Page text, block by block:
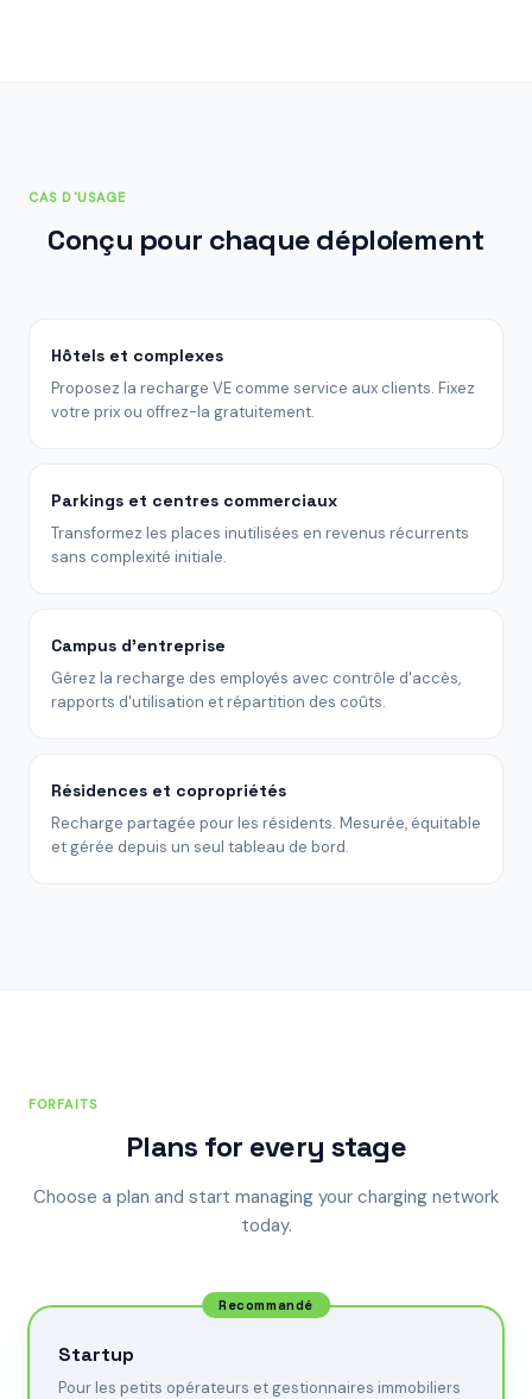
CAS D'USAGE
Conçu pour chaque déploiement
Hôtels et complexes
Proposez la recharge VE comme service aux clients. Fixez
votre prix ou offrez-la gratuitement.
Parkings et centres commerciaux
Transformez les places inutilisées en revenus récurrents
sans complexité initiale.
Campus d'entreprise
Gérez la recharge des employés avec contrôle d'accès,
rapports d'utilisation et répartition des coûts.
Résidences et copropriétés
Recharge partagée pour les résidents. Mesurée, équitable
et gérée depuis un seul tableau de bord.
FORFAITS
Plans for every stage
Choose a plan and start managing your charging network
today.
Recommandé
Startup
Pour les petits opérateurs et gestionnaires immobiliers